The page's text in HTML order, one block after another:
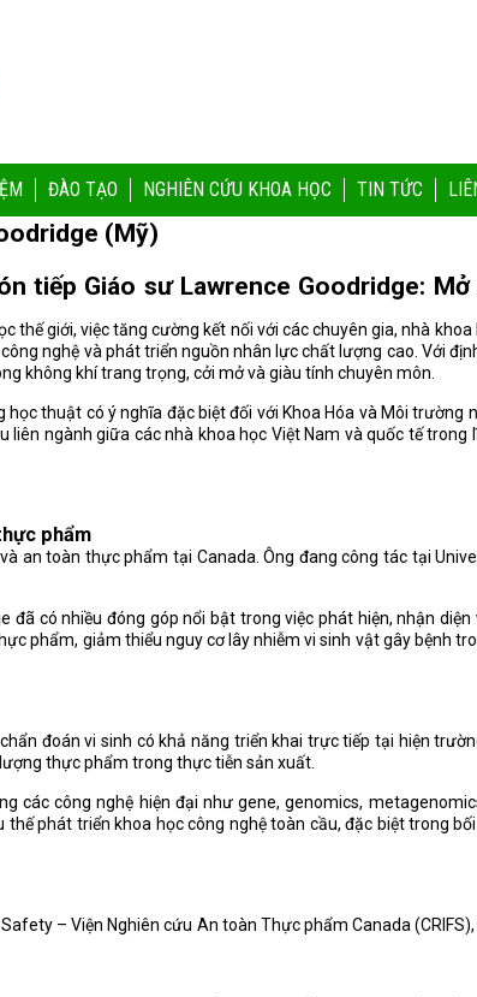
ĐÀO TẠO NGHIÊN CỨU KHOA HỌC TIN TỨC
(Mỹ)
tiếp Giáo sư Lawrence Goodridge:
giới, việc tăng cường kết nối với các chuyên gia, nhà
nghệ và phát triển nguồn nhân lực chất lượng cao. Với
không khí trang trọng, cởi mở và giàu tính chuyên môn.
thuật có ý nghĩa đặc biệt đối với Khoa Hóa và Môi
ngành giữa các nhà khoa học Việt Nam và quốc tế
phẩm
an toàn thực phẩm tại Canada. Ông đang công tác tại
có nhiều đóng góp nổi bật trong việc phát hiện, nhận
phẩm, giảm thiểu nguy cơ lây nhiễm vi sinh vật gây bệnh
đoán vi sinh có khả năng triển khai trực tiếp tại hiện
thực phẩm trong thực tiễn sản xuất.
các công nghệ hiện đại như gene, genomics,
phát triển khoa học công nghệ toàn cầu, đặc biệt trong
– Viện Nghiên cứu An toàn Thực phẩm Canada